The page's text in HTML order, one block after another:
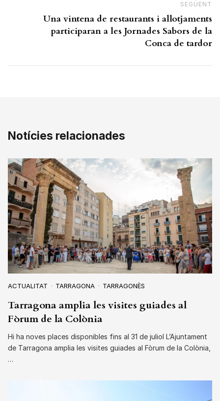
SEGÜENT
Una vintena de restaurants i allotjaments
participaran a les Jornades Sabors de la
Conca de tardor
Notícies relacionades
ACTUALITAT TARRAGONA TARRAGONÈS
Tarragona amplia les visites guiades al
Fòrum de la Colònia
Hi ha noves places disponibles fins al 31 de juliol L’Ajuntament
de Tarragona amplia les visites guiades al Fòrum de la Colònia,
…